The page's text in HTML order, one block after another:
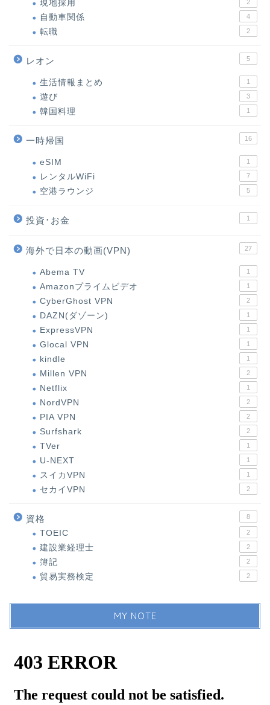
現地採用 2
自動車関係 4
転職 2
レオン 5
生活情報まとめ 1
遊び 3
韓国料理 1
一時帰国 16
eSIM 1
レンタルWiFi 7
空港ラウンジ 5
投資･お金 1
海外で日本の動画(VPN) 27
Abema TV 1
Amazonプライムビデオ 1
CyberGhost VPN 2
DAZN(ダゾーン) 1
ExpressVPN 1
Glocal VPN 1
kindle 1
Millen VPN 2
Netflix 1
NordVPN 2
PIA VPN 2
Surfshark 2
TVer 1
U-NEXT 1
スイカVPN 1
セカイVPN 2
資格 8
TOEIC 2
建設業経理士 2
簿記 2
貿易実務検定 2
MY NOTE